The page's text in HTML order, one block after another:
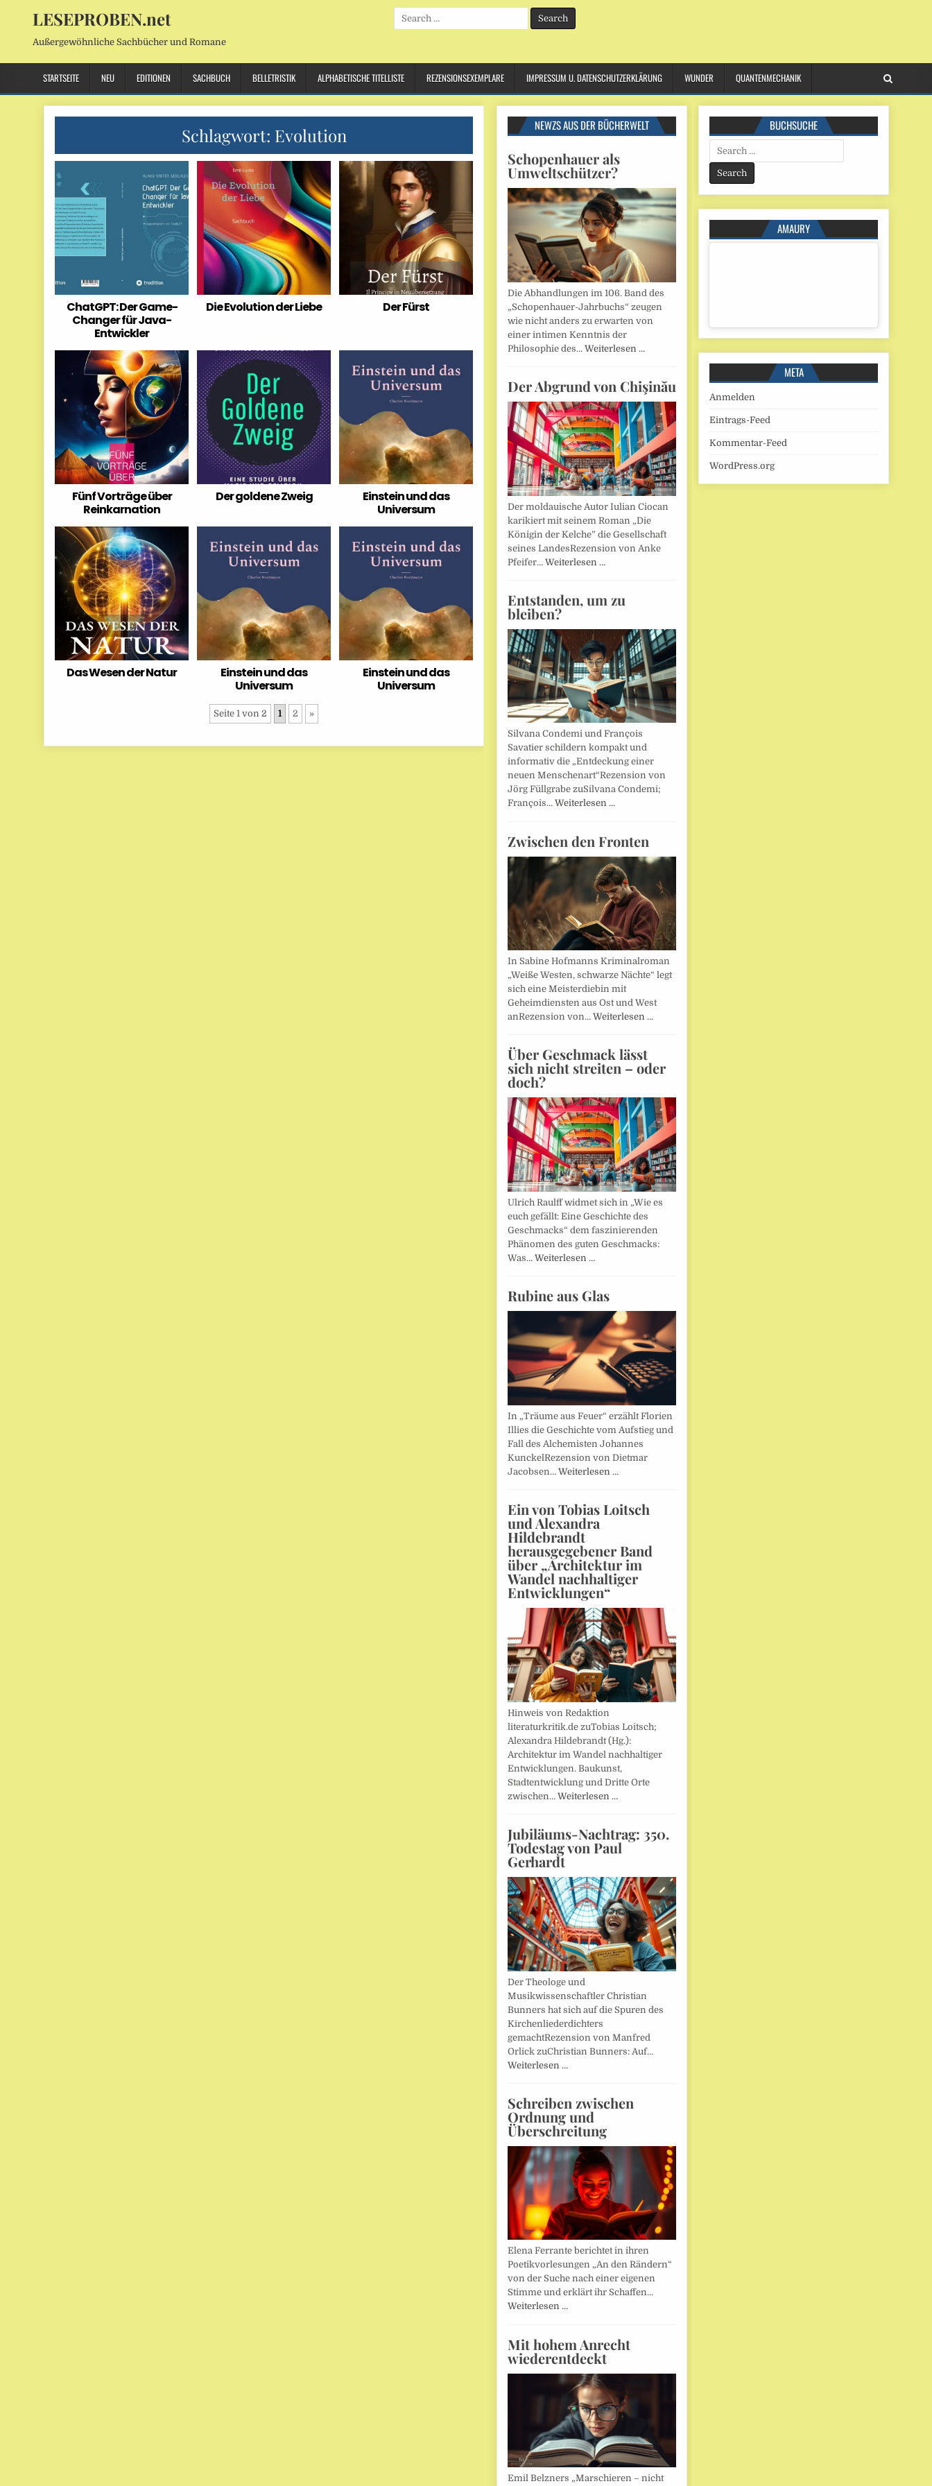
LESEPROBEN.net
Außergewöhnliche Sachbücher und Romane
Search
for:
STARTSEITE NEU EDITIONEN SACHBUCH BELLETRISTIK ALPHABETISCHE TITELLISTE REZENSIONSEXEMPLARE IMPRESSUM U. DATENSCHUTZERKLÄRUNG WUNDER QUANTENMECHANIK
Schlagwort: Evolution
ChatGPT: Der Game-
Changer für Java-
Entwickler
Die Evolution der Liebe Der Fürst
Fünf Vorträge über
Reinkarnation
Der goldene Zweig
Einstein und das
Universum
Das Wesen der Natur
Einstein und das
Universum
Einstein und das
Universum
Seite 1 von 2 1 2 »
NEWZS AUS DER BÜCHERWELT
Schopenhauer als
Umweltschützer?
Die Abhandlungen im 106. Band des
„Schopenhauer-Jahrbuchs“ zeugen
wie nicht anders zu erwarten von
einer intimen Kenntnis der
Philosophie des… Weiterlesen …
Der Abgrund von Chişinău
Der moldauische Autor Iulian Ciocan
karikiert mit seinem Roman „Die
Königin der Kelche” die Gesellschaft
seines LandesRezension von Anke
Pfeifer… Weiterlesen …
Entstanden, um zu
bleiben?
Silvana Condemi und François
Savatier schildern kompakt und
informativ die „Entdeckung einer
neuen Menschenart“Rezension von
Jörg Füllgrabe zuSilvana Condemi;
François… Weiterlesen …
Zwischen den Fronten
In Sabine Hofmanns Kriminalroman
„Weiße Westen, schwarze Nächte“ legt
sich eine Meisterdiebin mit
Geheimdiensten aus Ost und West
anRezension von… Weiterlesen …
Über Geschmack lässt
sich nicht streiten – oder
doch?
Ulrich Raulff widmet sich in „Wie es
euch gefällt: Eine Geschichte des
Geschmacks“ dem faszinierenden
Phänomen des guten Geschmacks:
Was… Weiterlesen …
Rubine aus Glas
In „Träume aus Feuer“ erzählt Florien
Illies die Geschichte vom Aufstieg und
Fall des Alchemisten Johannes
KunckelRezension von Dietmar
Jacobsen… Weiterlesen …
Ein von Tobias Loitsch
und Alexandra
Hildebrandt
herausgegebener Band
über „Architektur im
Wandel nachhaltiger
Entwicklungen“
Hinweis von Redaktion
literaturkritik.de zuTobias Loitsch;
Alexandra Hildebrandt (Hg.):
Architektur im Wandel nachhaltiger
Entwicklungen. Baukunst,
Stadtentwicklung und Dritte Orte
zwischen… Weiterlesen …
Jubiläums-Nachtrag: 350.
Todestag von Paul
Gerhardt
Der Theologe und
Musikwissenschaftler Christian
Bunners hat sich auf die Spuren des
Kirchenliederdichters
gemachtRezension von Manfred
Orlick zuChristian Bunners: Auf…
Weiterlesen …
Schreiben zwischen
Ordnung und
Überschreitung
Elena Ferrante berichtet in ihren
Poetikvorlesungen „An den Rändern“
von der Suche nach einer eigenen
Stimme und erklärt ihr Schaffen…
Weiterlesen …
Mit hohem Anrecht
wiederentdeckt
Emil Belzners „Marschieren – nicht
BUCHSUCHE
Search
for:
AMAURY
META
Anmelden
Eintrags-Feed
Kommentar-Feed
WordPress.org